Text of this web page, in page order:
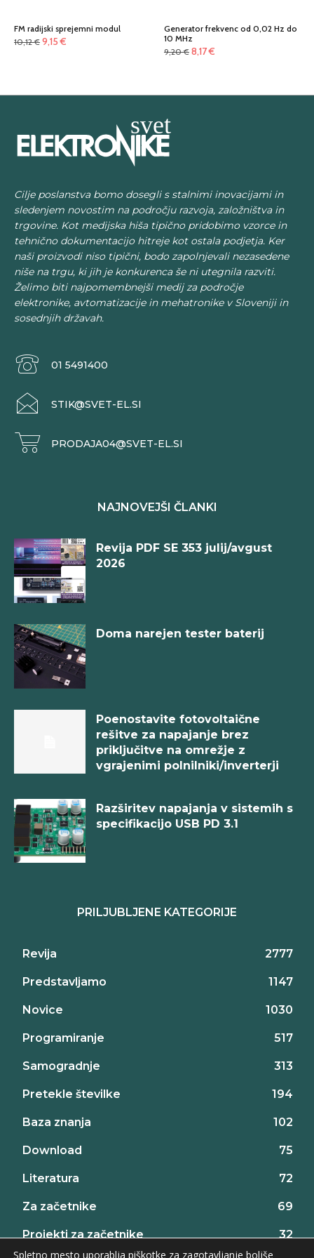
FM radijski sprejemni modul
10,12€ Izvirna
9,15€
Generator frekvenc od 0,02 Hz do
10 MHz
9,20€ Izvirna
bila:
8,17€
8,17 €.
Cilje poslanstva bomo dosegli s stalnimi inovacijami in
sledenjem novostim na področju razvoja, založništva in
trgovine. Kot medijska hiša tipično pridobimo vzorce in
tehnično dokumentacijo hitreje kot ostala podjetja. Ker
naši proizvodi niso tipični, bodo zapolnjevali nezasedene
niše na trgu, ki jih je konkurenca še ni utegnila razviti.
Želimo biti najpomembnejši medij za področje
elektronike, avtomatizacije in mehatronike v Sloveniji in
sosednjih državah.
01 5491400
STIK@SVET-EL.SI
PRODAJA04@SVET-EL.SI
NAJNOVEJŠI ČLANKI
Revija PDF SE 353 julij/avgust
2026
Doma narejen tester baterij
Poenostavite fotovoltaične
rešitve za napajanje brez
priključitve na omrežje z
vgrajenimi polnilniki/inverterji
Razširitev napajanja v sistemih s
specifikacijo USB PD 3.1
PRILJUBLJENE KATEGORIJE
Revija 2777
Predstavljamo 1147
Novice 1030
Programiranje 517
Samogradnje 313
Pretekle številke 194
Baza znanja 102
Download 75
Literatura 72
Za začetnike 69
Projekti za začetnike
32
Spletno mesto uporablja piškotke za zagotavljanje boljše